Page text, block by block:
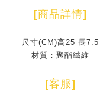
[商品詳情]
尺寸(CM)高25 長7.5
材質：聚酯纖維
[客服]